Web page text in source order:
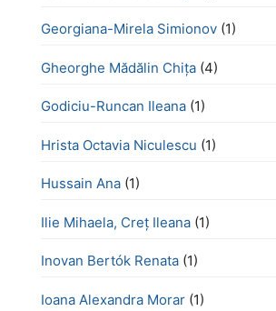
Georgiana-Mirela Simionov (1)
Gheorghe Mădălin Chiţa (4)
Godiciu-Runcan Ileana (1)
Hrista Octavia Niculescu (1)
Hussain Ana (1)
Ilie Mihaela, Creț Ileana (1)
Inovan Bertók Renata (1)
Ioana Alexandra Morar (1)